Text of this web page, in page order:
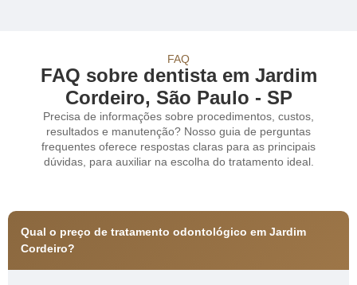
FAQ
FAQ sobre dentista em Jardim
Cordeiro, São Paulo - SP
Precisa de informações sobre procedimentos, custos,
resultados e manutenção? Nosso guia de perguntas
frequentes oferece respostas claras para as principais
dúvidas, para auxiliar na escolha do tratamento ideal.
Qual o preço de tratamento odontológico em Jardim
Cordeiro?